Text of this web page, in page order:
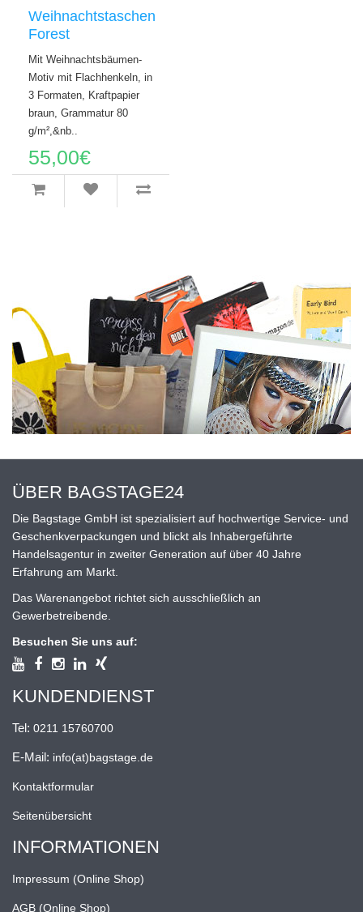
Weihnachtstaschen
Forest
Mit Weihnachtsbäumen-
Motiv mit Flachhenkeln, in
3 Formaten, Kraftpapier
braun, Grammatur 80
g/m²,&nb..
55,00€
ÜBER BAGSTAGE24
Die Bagstage GmbH ist spezialisiert auf hochwertige Service- und
Geschenkverpackungen und blickt als Inhabergeführte
Handelsagentur in zweiter Generation auf über 40 Jahre
Erfahrung am Markt.
Das Warenangebot richtet sich ausschließlich an
Gewerbetreibende.
Besuchen Sie uns auf:
KUNDENDIENST
Tel: 0211 15760700
E-Mail: info(at)bagstage.de
Kontaktformular
Seitenübersicht
INFORMATIONEN
Impressum (Online Shop)
AGB (Online Shop)